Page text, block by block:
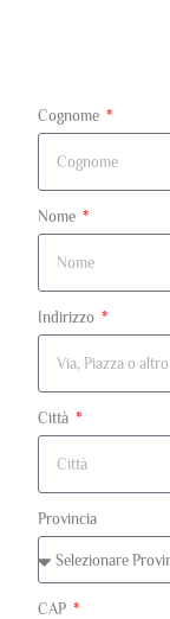
Cognome
Nome
Indirizzo
Città
Provincia
CAP